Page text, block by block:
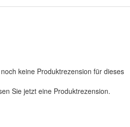
keine Produktrezension für dieses
Sie jetzt eine Produktrezension.